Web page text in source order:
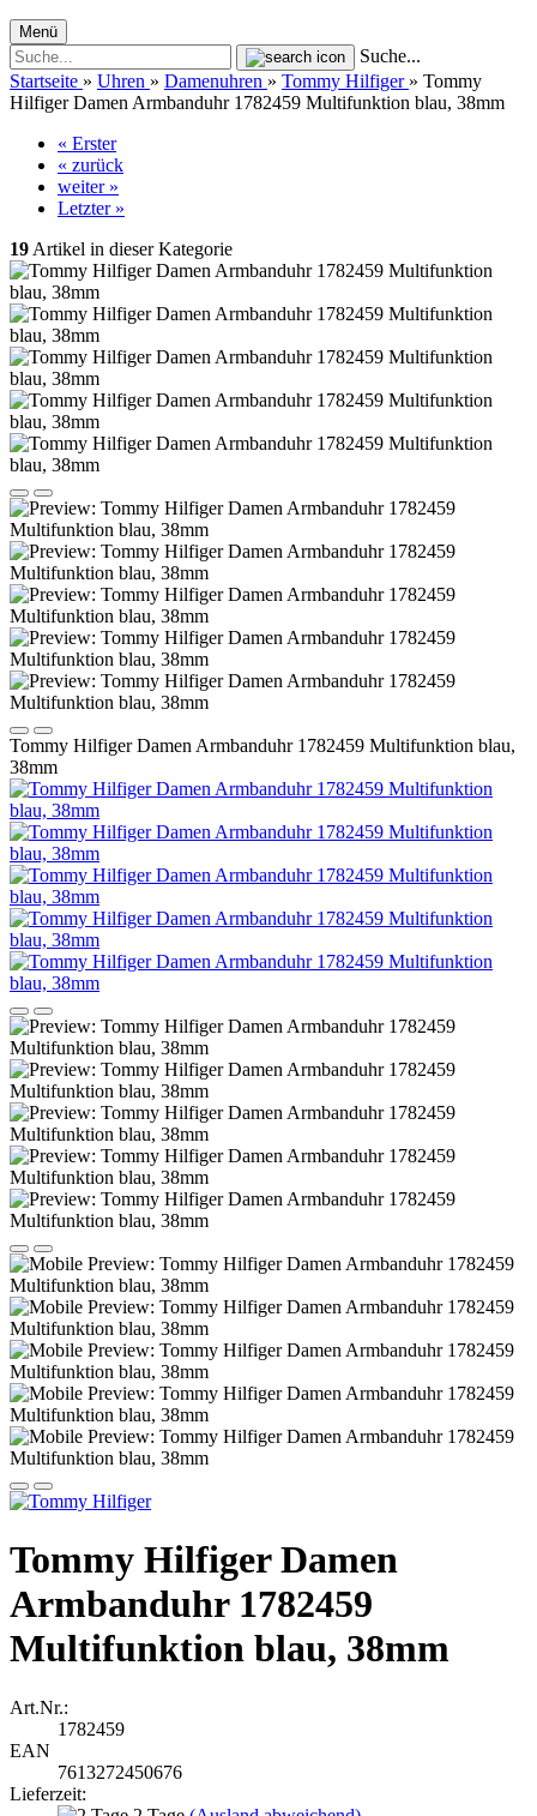
Menü
Suche...
Startseite » Uhren » Damenuhren » Tommy Hilfiger » Tommy
Hilfiger Damen Armbanduhr 1782459 Multifunktion blau, 38mm
« Erster
« zurück
weiter »
Letzter »
19 Artikel in dieser Kategorie
Tommy Hilfiger Damen Armbanduhr 1782459 Multifunktion blau,
38mm
Tommy Hilfiger Damen
Armbanduhr 1782459
Multifunktion blau, 38mm
Art.Nr.:
1782459
EAN
7613272450676
Lieferzeit: